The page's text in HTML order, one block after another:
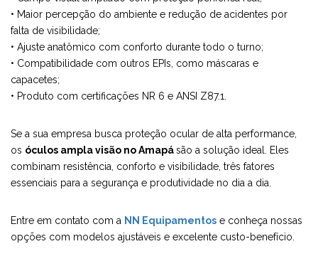
• Maior percepção do ambiente e redução de acidentes por
falta de visibilidade;
• Ajuste anatômico com conforto durante todo o turno;
• Compatibilidade com outros EPIs, como máscaras e
capacetes;
• Produto com certificações NR 6 e ANSI Z87.1.
Se a sua empresa busca proteção ocular de alta performance,
os óculos ampla visão no Amapásão a solução ideal. Eles
combinam resistência, conforto e visibilidade, três fatores
essenciais para a segurança e produtividade no dia a dia.
Entre em contato com a NN Equipamentos e conheça nossas
opções com modelos ajustáveis e excelente custo-benefício.